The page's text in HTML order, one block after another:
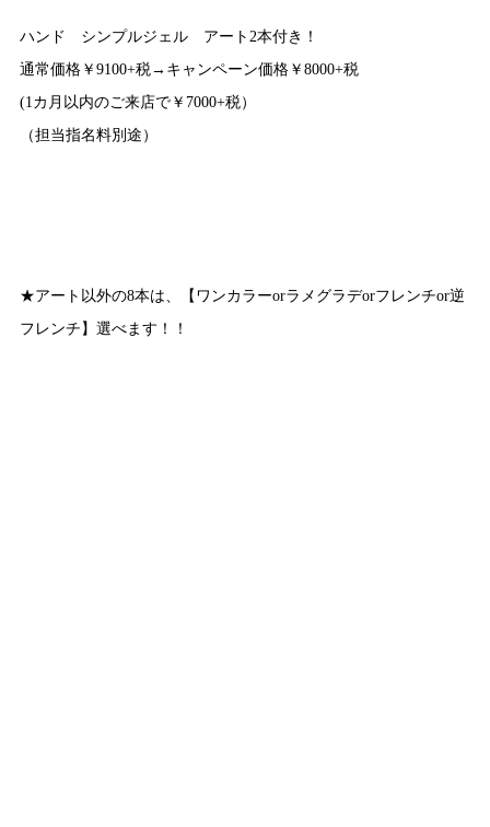
ハンド シンプルジェル アート2本付き！
通常価格￥9100+税→キャンペーン価格￥8000+税
(1カ月以内のご来店で￥7000+税）
（担当指名料別途）
★アート以外の8本は、【ワンカラーorラメグラデorフレンチor逆
フレンチ】選べます！！